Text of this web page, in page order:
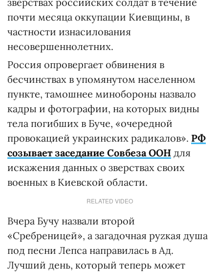
почти месяца оккупации Киевщины, в
частности изнасилования
несовершеннолетних.
Россия опровергает обвинения в
бесчинствах в упомянутом населенном
пункте, тамошнее минобороны назвало
кадры и фотографии, на которых видны
тела погибших в Буче, «очередной
провокацией украинских радикалов». РФ
созывает заседание Совбеза ООН для
искажения данных о зверствах своих
военных в Киевской области.
RELATED VIDEO
Вчера Бучу назвали второй
«Сребреницей», а загадочная руzкая душа
под песни Лепса направилась в Ад.
Лучший день, который теперь может